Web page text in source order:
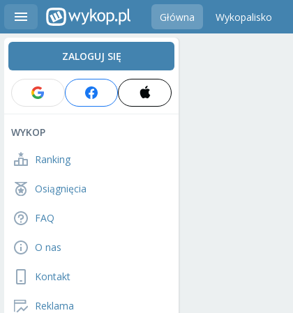
Główna Wykopalisko
ZALOGUJ SIĘ
WYKOP
Ranking
Osiągnięcia
FAQ
O nas
Kontakt
Reklama